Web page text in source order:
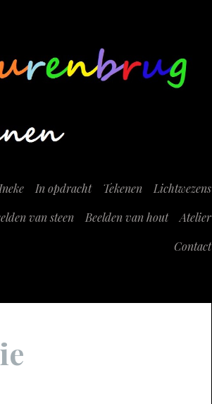
In opdracht Tekenen
Lichtwezens
van steen
Beelden van hout
Atelier
Contact